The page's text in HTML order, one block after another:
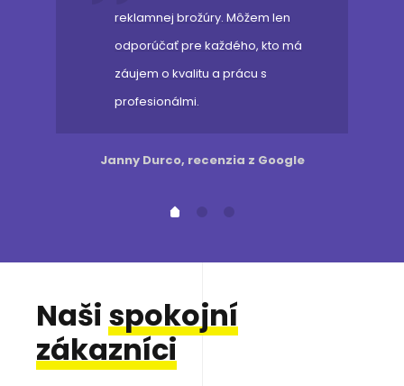
reklamnej brožúry. Môžem len
odporúčať pre každého, kto má
záujem o kvalitu a prácu s
profesionálmi.
Janny Durco, recenzia z Google
Našispokojní
zákazníci